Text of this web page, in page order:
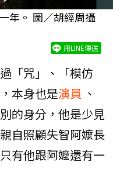
年。 圖／胡經周攝
用LINE傳送
「咒」、「模仿
本身也是演員 、
的身分，他是少見
自照顧失智阿嬤長
有他跟阿嬤還有一